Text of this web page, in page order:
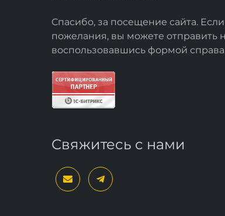
Спасибо, за посещение сайта.
пожелания, вы можете отправить
воспользовавшись формой справа
Свяжитесь с нами